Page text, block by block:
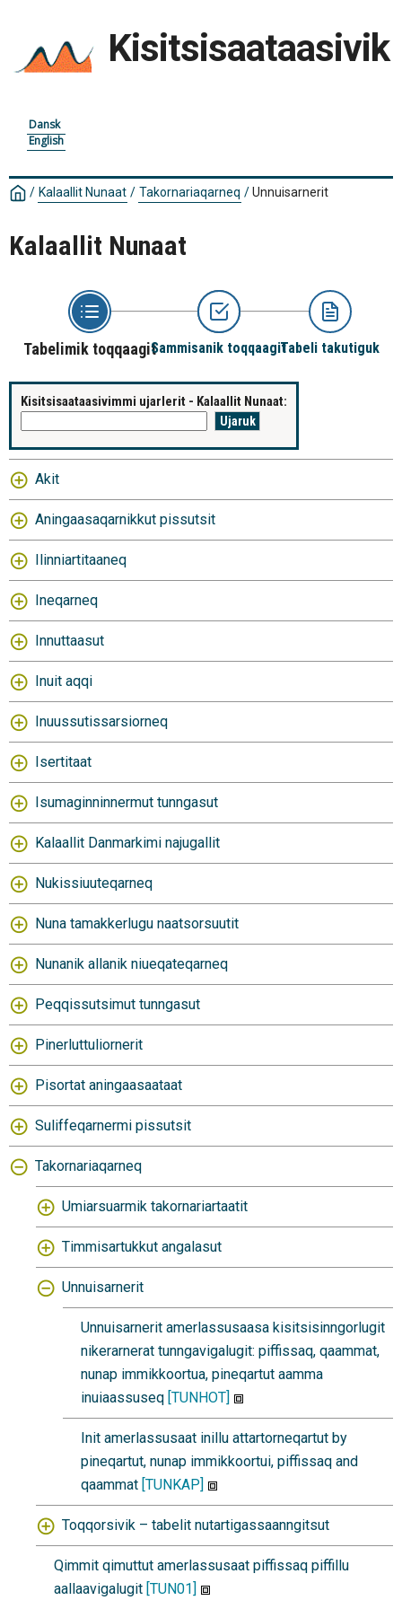
Kisitsisaataasivik
Dansk
English
/ Kalaallit Nunaat / Takornariaqarneq /Unnuisarnerit
Kalaallit Nunaat
Tabelimik toqqaagitSammisanik toqqaagitTabeli takutiguk
Kisitsisaataasivimmi ujarlerit - Kalaallit Nunaat:
Akit
Aningaasaqarnikkut pissutsit
Ilinniartitaaneq
Ineqarneq
Innuttaasut
Inuit aqqi
Inuussutissarsiorneq
Isertitaat
Isumaginninnermut tunngasut
Kalaallit Danmarkimi najugallit
Nukissiuuteqarneq
Nuna tamakkerlugu naatsorsuutit
Nunanik allanik niueqateqarneq
Peqqissutsimut tunngasut
Pinerluttuliornerit
Pisortat aningaasaataat
Suliffeqarnermi pissutsit
Takornariaqarneq
Umiarsuarmik takornariartaatit
Timmisartukkut angalasut
Unnuisarnerit
Unnuisarnerit amerlassusaasa kisitsisinngorlugit
nikerarnerat tunngavigalugit: piffissaq, qaammat,
nunap immikkoortua, pineqartut aamma
inuiaassuseq [TUNHOT]
Init amerlassusaat inillu attartorneqartut by
pineqartut, nunap immikkoortui, piffissaq and
qaammat [TUNKAP]
Toqqorsivik – tabelit nutartigassaanngitsut
Qimmit qimuttut amerlassusaat piffissaq piffillu
aallaavigalugit [TUN01]